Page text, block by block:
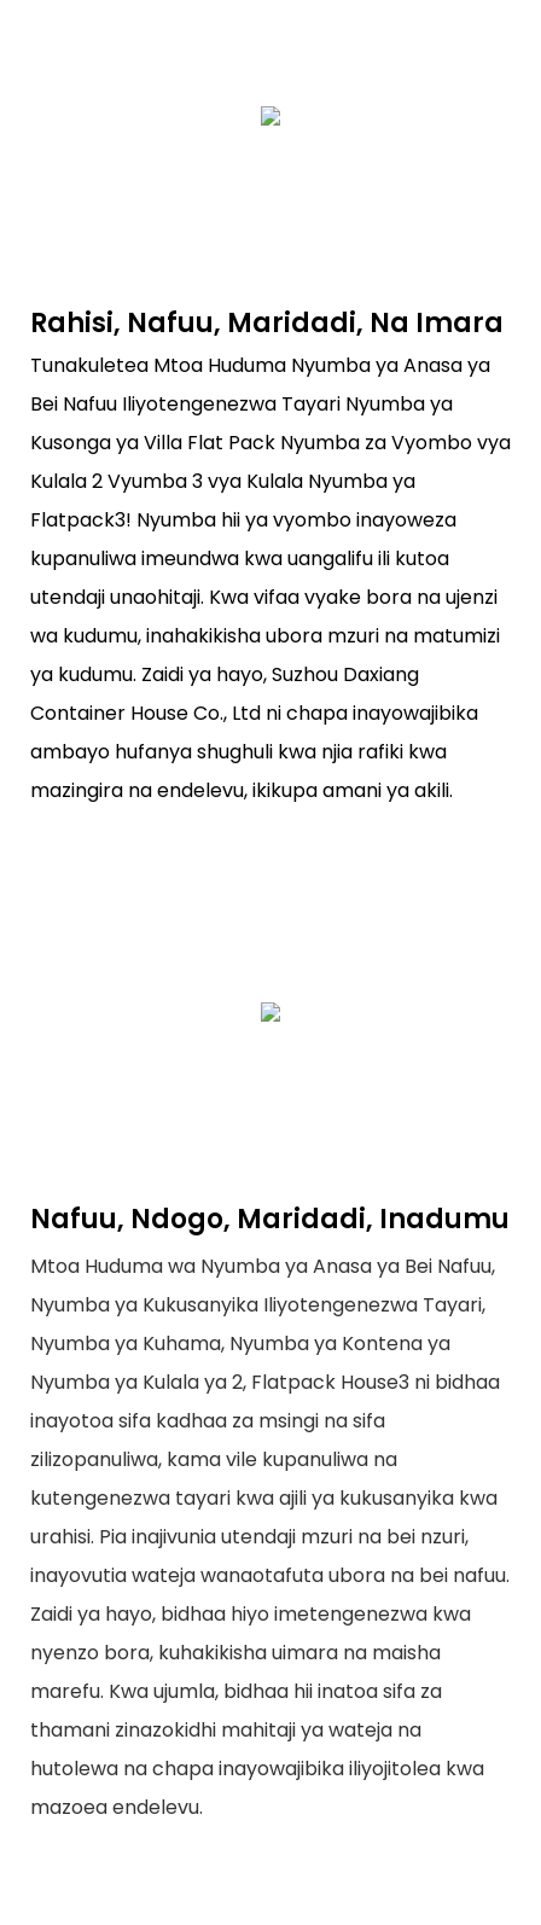
Rahisi, Nafuu, Maridadi, Na Imara
Tunakuletea Mtoa Huduma Nyumba ya Anasa ya
Bei Nafuu Iliyotengenezwa Tayari Nyumba ya
Kusonga ya Villa Flat Pack Nyumba za Vyombo vya
Kulala 2 Vyumba 3 vya Kulala Nyumba ya
Flatpack3! Nyumba hii ya vyombo inayoweza
kupanuliwa imeundwa kwa uangalifu ili kutoa
utendaji unaohitaji. Kwa vifaa vyake bora na ujenzi
wa kudumu, inahakikisha ubora mzuri na matumizi
ya kudumu. Zaidi ya hayo, Suzhou Daxiang
Container House Co., Ltd ni chapa inayowajibika
ambayo hufanya shughuli kwa njia rafiki kwa
mazingira na endelevu, ikikupa amani ya akili.
Nafuu, Ndogo, Maridadi, Inadumu
Mtoa Huduma wa Nyumba ya Anasa ya Bei Nafuu,
Nyumba ya Kukusanyika Iliyotengenezwa Tayari,
Nyumba ya Kuhama, Nyumba ya Kontena ya
Nyumba ya Kulala ya 2, Flatpack House3 ni bidhaa
inayotoa sifa kadhaa za msingi na sifa
zilizopanuliwa, kama vile kupanuliwa na
kutengenezwa tayari kwa ajili ya kukusanyika kwa
urahisi. Pia inajivunia utendaji mzuri na bei nzuri,
inayovutia wateja wanaotafuta ubora na bei nafuu.
Zaidi ya hayo, bidhaa hiyo imetengenezwa kwa
nyenzo bora, kuhakikisha uimara na maisha
marefu. Kwa ujumla, bidhaa hii inatoa sifa za
thamani zinazokidhi mahitaji ya wateja na
hutolewa na chapa inayowajibika iliyojitolea kwa
mazoea endelevu.